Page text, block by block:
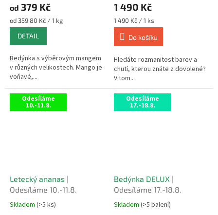
produktu
je
4,9
5
hvězdiček.
od 379 Kč
Měrná
cena:
od 359,80 Kč / 1 kg
DETAIL
Bedýnka s výběrovým mangem
v různých velikostech. Mango je
voňavé,...
produktu
je
5,0
5
hvězdiček.
1 490 Kč
Měrná
cena:
1 490 Kč / 1 ks
Do košíku
Hledáte rozmanitost barev a
chutí, kterou znáte z dovolené?
V tom...
Odesíláme
10.-11.8.
Letecký ananas |
Odesíláme 10.-11.8.
Průměrné
Skladem (>5 ks)
Odesíláme
17.-18.8.
Bedýnka DELUX |
Odesíláme 17.-18.8.
Průměrné
Skladem (>5 balení)